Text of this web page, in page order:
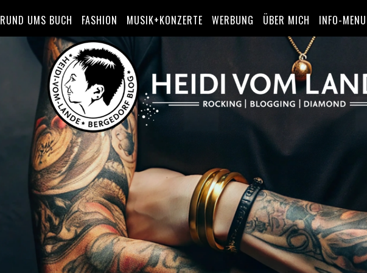
RUND UMS BUCH FASHION MUSIK+KONZERTE WERBUNG ÜBER MICH INFO-